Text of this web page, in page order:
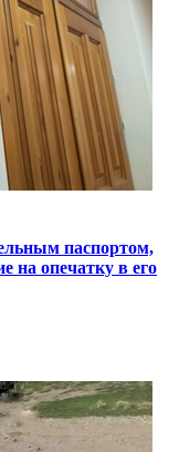
паспортом,
на опечатку в его